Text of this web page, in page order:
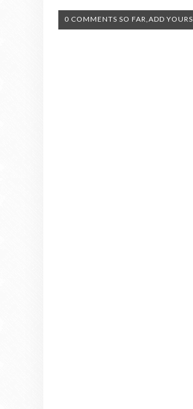
0 COMMENTS SO FAR,ADD YOURS